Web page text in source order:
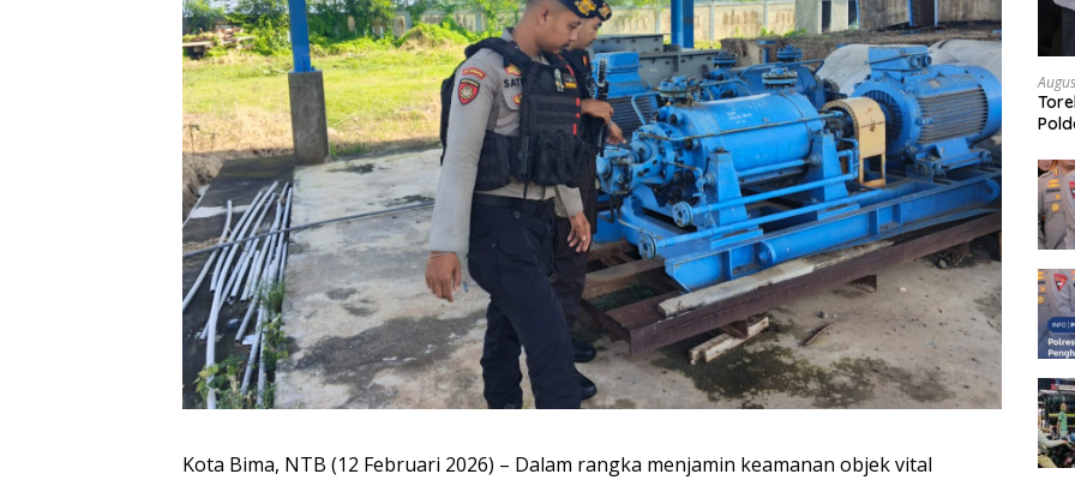
Kota Bima, NTB (12 Februari 2026) – Dalam rangka menjamin keamanan objek vital